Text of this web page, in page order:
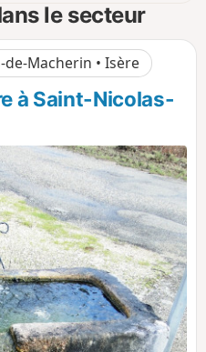
le secteur
Macherin • Isère
à Saint-Nicolas-